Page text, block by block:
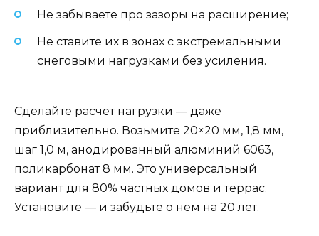
Не забываете про зазоры на расширение;
Не ставите их в зонах с экстремальными
снеговыми нагрузками без усиления.
Сделайте расчёт нагрузки — даже
приблизительно. Возьмите 20×20 мм, 1,8 мм,
шаг 1,0 м, анодированный алюминий 6063,
поликарбонат 8 мм. Это универсальный
вариант для 80% частных домов и террас.
Установите — и забудьте о нём на 20 лет.